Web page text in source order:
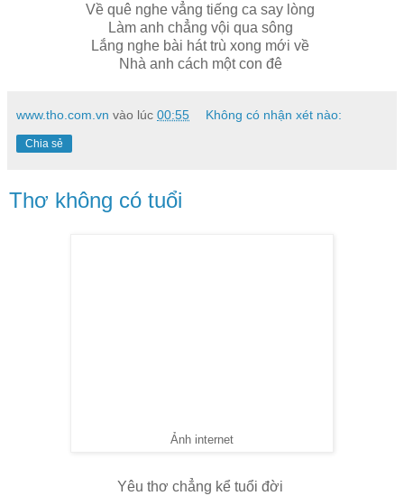
Về quê nghe vẳng tiếng ca say lòng
Làm anh chẳng vội qua sông
Lắng nghe bài hát trù xong mới về
Nhà anh cách một con đê
www.tho.com.vn vào lúc 00:55 Không có nhận xét nào:
Chia sẻ
Thơ không có tuổi
Ảnh internet
Yêu thơ chẳng kể tuổi đời